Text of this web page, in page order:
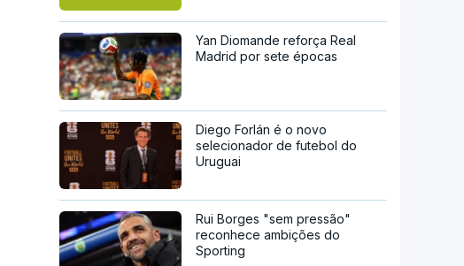
Yan Diomande reforça Real
Madrid por sete épocas
Diego Forlán é o novo
selecionador de futebol do
Uruguai
Rui Borges "sem pressão"
reconhece ambições do
Sporting